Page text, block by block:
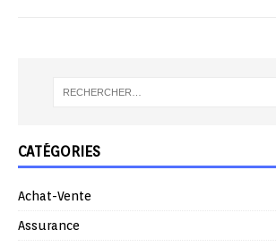
CATÉGORIES
Achat-Vente
Assurance